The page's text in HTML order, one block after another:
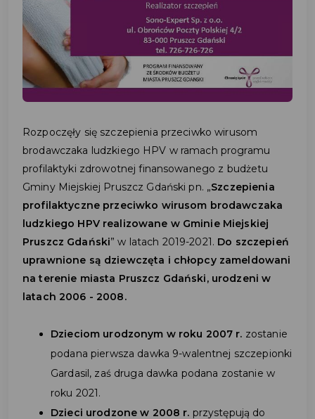
Rozpoczęły się szczepienia przeciwko wirusom
brodawczaka ludzkiego HPV w ramach programu
profilaktyki zdrowotnej finansowanego z budżetu
Gminy Miejskiej Pruszcz Gdański pn. „Szczepienia
profilaktyczne przeciwko wirusom brodawczaka
ludzkiego HPV realizowane w Gminie Miejskiej
Pruszcz Gdański” w latach 2019-2021. Do szczepień
uprawnione są dziewczęta i chłopcy zameldowani
na terenie miasta Pruszcz Gdański, urodzeni w
latach 2006 - 2008.
Dzieciom urodzonym w roku 2007 r. zostanie
podana pierwsza dawka 9-walentnej szczepionki
Gardasil, zaś druga dawka podana zostanie w
roku 2021.
Dzieci urodzone w 2008 r. przystępują do